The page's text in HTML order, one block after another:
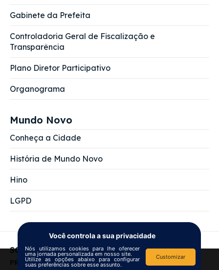
We use cookiesto improve your
Gabinete da Prefeita
Controladoria Geral de Fiscalização e
Transparência
Plano Diretor Participativo
Organograma
Mundo Novo
Conheça a Cidade
História de Mundo Novo
Hino
LGPD
SOBRE NÓS
PREFEITURA MUNICIPAL DE MUNDO NOVO
Você controla a sua privacidade
Nós utilizamos cookies para lhe oferecer
uma jornada personalizada em nosso site.
Utilize as opções abaixo para configurar
suas preferências sobre esse assunto.
Customizar